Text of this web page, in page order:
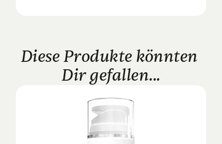
Diese Produkte könnten
Dir gefallen...